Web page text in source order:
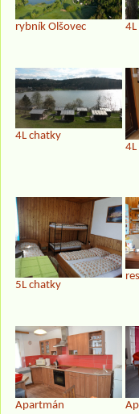
rybník Olšovec
4L chatky
4L
5L chatky
Apartmán